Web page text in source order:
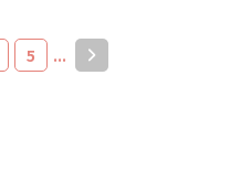
けでオリジナル商品とし
て販売いただけます。
タフな仕上がり。マチ付
で収納力も高く、日常使
5 ...